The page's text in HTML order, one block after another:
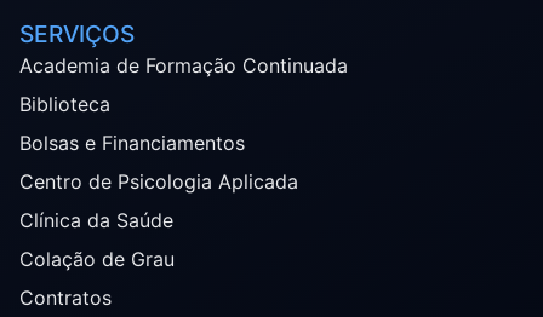
SERVIÇOS
Academia de Formação Continuada
Biblioteca
Bolsas e Financiamentos
Centro de Psicologia Aplicada
Clínica da Saúde
Colação de Grau
Contratos